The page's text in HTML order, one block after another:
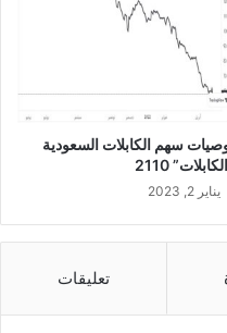
سهم الكابلات السعودية
2110
يناير 2, 2023
تعليقات